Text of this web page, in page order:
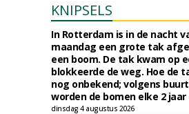
KNIPSELS
In Rotterdam is in de nacht
maandag een grote tak
een boom. De tak kwam op
blokkeerde de weg. Hoe de
nog onbekend; volgens
worden de bomen elke 2
dinsdag 4 augustus 2026